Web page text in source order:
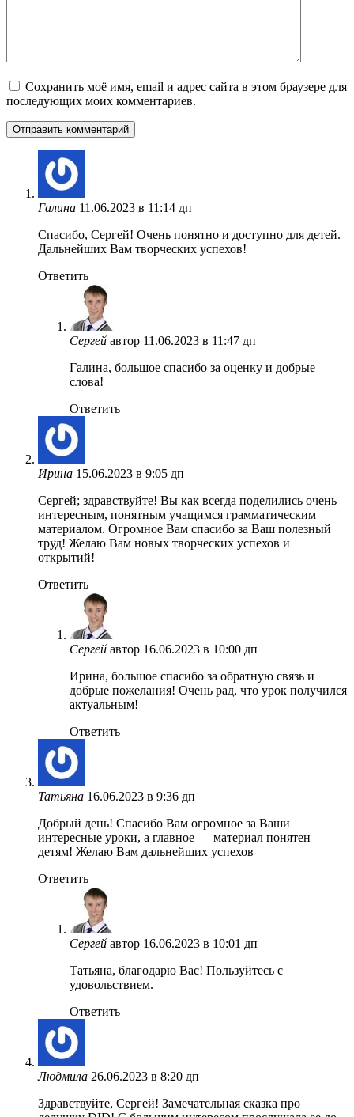
Сохранить моё имя, email и адрес сайта в этом браузере для
последующих моих комментариев.
Галина 11.06.2023 в 11:14 дп
Спасибо, Сергей! Очень понятно и доступно для детей.
Дальнейших Вам творческих успехов!
Ответить
Сергей автор 11.06.2023 в 11:47 дп
Галина, большое спасибо за оценку и добрые
слова!
Ответить
Ирина 15.06.2023 в 9:05 дп
Сергей; здравствуйте! Вы как всегда поделились очень
интересным, понятным учащимся грамматическим
материалом. Огромное Вам спасибо за Ваш полезный
труд! Желаю Вам новых творческих успехов и
открытий!
Ответить
Сергей автор 16.06.2023 в 10:00 дп
Ирина, большое спасибо за обратную связь и
добрые пожелания! Очень рад, что урок получился
актуальным!
Ответить
Татьяна 16.06.2023 в 9:36 дп
Добрый день! Спасибо Вам огромное за Ваши
интересные уроки, а главное — материал понятен
детям! Желаю Вам дальнейших успехов
Ответить
Сергей автор 16.06.2023 в 10:01 дп
Татьяна, благодарю Вас! Пользуйтесь с
удовольствием.
Ответить
Людмила 26.06.2023 в 8:20 дп
Здравствуйте, Сергей! Замечательная сказка про